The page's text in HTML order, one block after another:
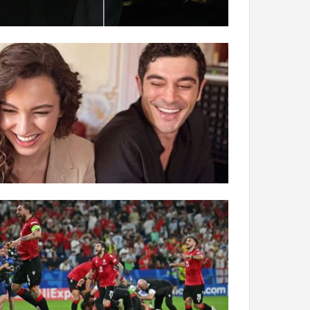
دروغ
شیرین
من
همه چیز در مورد سریال دروغ شیرین من